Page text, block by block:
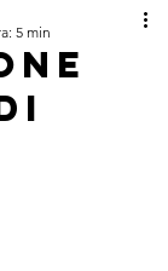
5 min